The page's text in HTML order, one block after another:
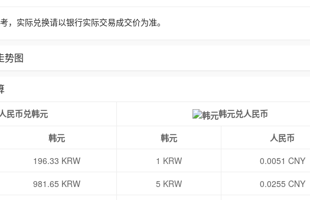
，实际兑换请以银行实际交易成交价为准。
势图
民币兑韩元 韩元兑人民币
韩元 韩元
人民币
196.33 KRW 1 KRW
0.0051 CNY
981.65 KRW 5 KRW
0.0255 CNY